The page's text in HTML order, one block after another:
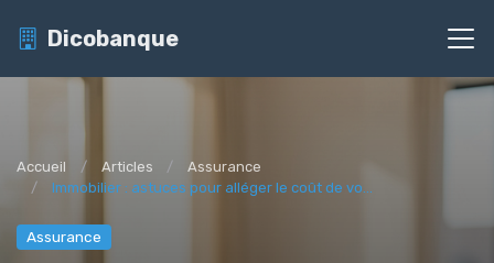
Dicobanque
Accueil Articles
Assurance
Immobilier : astuces pour alléger le coût de vo...
Assurance